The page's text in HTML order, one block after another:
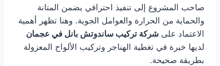
صاحب المشروع إلى تنفيذ احترافي يضمن المتانة
والحماية من الحرارة والعوامل الجوية. وهنا تظهر أهمية
الاعتماد على شركة تركيب ساندوتش بانل في عجمان
لديها خبرة في تغطية الهناجر وتركيب الألواح المعزولة
بطريقة صحيحة.